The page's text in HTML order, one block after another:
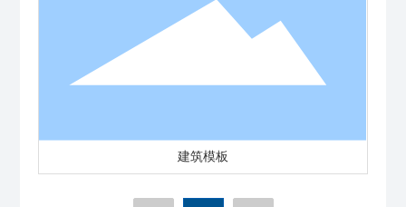
建筑模板